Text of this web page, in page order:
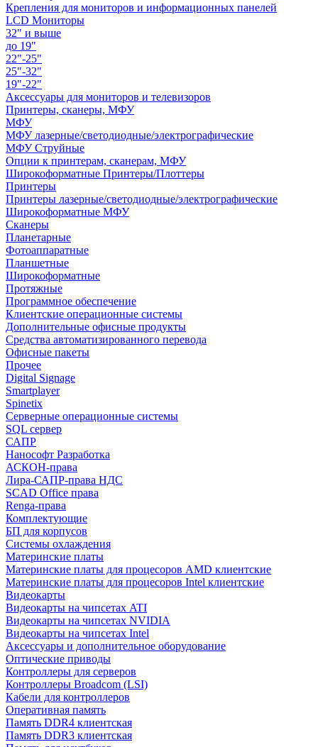
Крепления для мониторов и информационных панелей
LCD Мониторы
32" и выше
до 19"
22"-25"
25"-32"
19"-22"
Аксессуары для мониторов и телевизоров
Принтеры, сканеры, МФУ
МФУ
МФУ лазерные/светодиодные/электрографические
МФУ Струйные
Опции к принтерам, сканерам, МФУ
Широкоформатные Принтеры/Плоттеры
Принтеры
Принтеры лазерные/светодиодные/электрографические
Широкоформатные МФУ
Сканеры
Планетарные
Фотоаппаратные
Планшетные
Широкоформатные
Протяжные
Программное обеспечение
Клиентские операционные системы
Дополнительные офисные продукты
Средства автоматизированного перевода
Офисные пакеты
Прочее
Digital Signage
Smartplayer
Spinetix
Серверные операционные системы
SQL сервер
САПР
Нанософт Разработка
АСКОН-права
Лира-САПР-права НДС
SCAD Office права
Renga-права
Комплектующие
БП для корпусов
Системы охлаждения
Материнские платы
Материнские платы для процесоров AMD клиентские
Материнские платы для процесоров Intel клиентские
Видеокарты
Видеокарты на чипсетах ATI
Видеокарты на чипсетах NVIDIA
Видеокарты на чипсетах Intel
Аксессуары и дополнительное оборудование
Оптические приводы
Контроллеры для серверов
Контроллеры Broadcom (LSI)
Кабели для контроллеров
Оперативная память
Память DDR4 клиентская
Память DDR3 клиентская